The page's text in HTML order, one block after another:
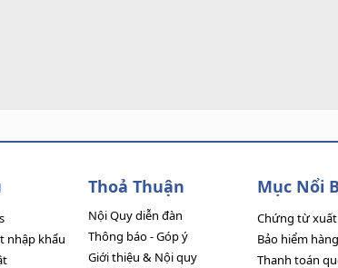
nhập khẩu
Thoả Thuận
Nội Quy diễn đàn
Thông báo - Góp ý
Giới thiệu & Nội quy
Mục Nổi
Chứng từ
Bảo hiểm
Thanh toán